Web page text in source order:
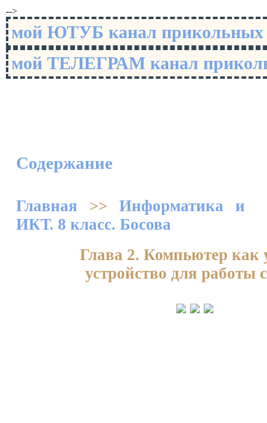
-->
мой ЮТУБ канал
мой ТЕЛЕГРАМ канал
Содержание
Главная >> Информатика и
ИКТ. 8 класс. Босова
Глава 2. Компьютер как
устройство для работы